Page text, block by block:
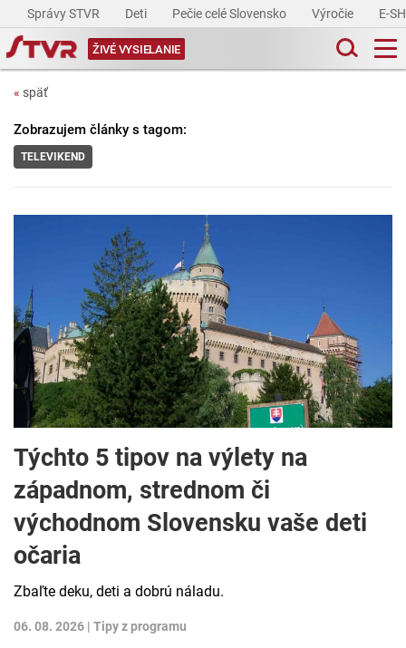
Správy STVR Deti Pečie celé Slovensko Výročie E-
ŽIVÉ VYSIELANIE
« späť
Zobrazujem články s tagom:
TELEVIKEND
Týchto 5 tipov na výlety na
západnom, strednom či
východnom Slovensku vaše deti
očaria
Zbaľte deku, deti a dobrú náladu.
06. 08. 2026 | Tipy z programu